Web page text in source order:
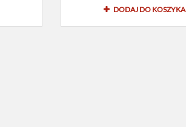
DODAJ DO KOSZYKA